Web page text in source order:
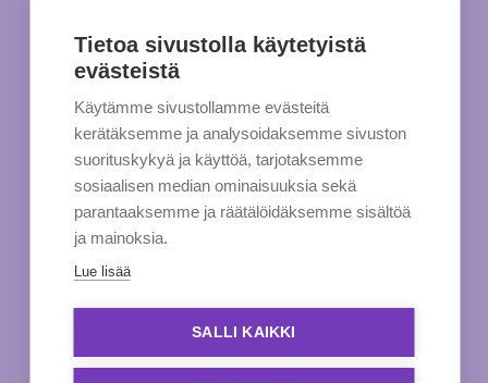
Tietoa sivustolla käytetyistä
evästeistä
Käytämme sivustollamme evästeitä
kerätäksemme ja analysoidaksemme sivuston
suorituskykyä ja käyttöä, tarjotaksemme
sosiaalisen median ominaisuuksia sekä
parantaaksemme ja räätälöidäksemme sisältöä
ja mainoksia.
Lue lisää
SALLI KAIKKI